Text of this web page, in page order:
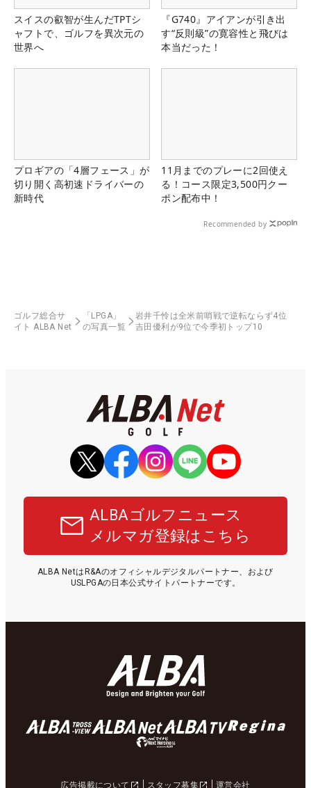
スイスの叡智が生んだTPTシ
ャフトで、ゴルフを異次元の
世界へ
『G740』アイアンが引き出
す“反則級”の寛容性と飛びは
本当だった！
プロギアの「4層フェース」が
切り開く高初速ドライバーの
新時代
11月までのプレーに2回使え
る！コース限定3,500円クー
ポン配布中！
Recommended by
ゴルフ総合サ
イト ALBA Net
「LPGA」
の写真一覧
岩井千怜は全米前哨戦で逆転ならず4位
吉田優利が9位で今季初トップ10
ALBAゴルフニュース
メルマガ登録はこちら
ALBA NetはR&Aのオフィシャルデジタルパートナー、および
USLPGAの日本公式サイトパートナーです。
広告掲載について スタッフ募集 運営会社